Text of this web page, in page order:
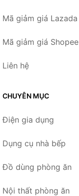
Mã giảm giá Lazada
Mã giảm giá Shopee
Liên hệ
CHUYÊN MỤC
Điện gia dụng
Dụng cụ nhà bếp
Đồ dùng phòng ăn
Nội thất phòng ăn